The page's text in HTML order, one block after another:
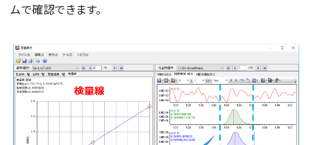
ムで確認できます。